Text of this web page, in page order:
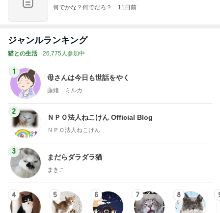
何でかな？何でだろ？ 11日前
ジャンルランキング
猫との生活 26,775人参加中
1
母さんは今日も世話をやく
藤緒 ミルカ
2
ＮＰＯ法人ねこけん Official Blog
ＮＰＯ法人ねこけん
3
まだらダラダラ猫
まきこ
4 5 6 7 8